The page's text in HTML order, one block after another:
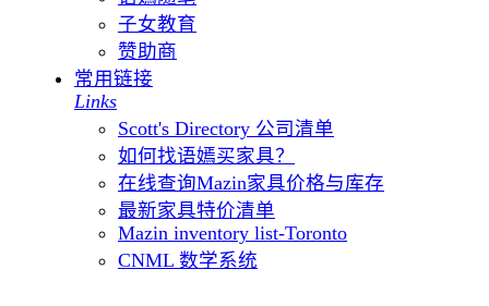
子女教育
赞助商
常用链接
Links
Scott's Directory 公司清单
如何找语嫣买家具？
在线查询Mazin家具价格与库存
最新家具特价清单
Mazin inventory list-Toronto
CNML 数学系统